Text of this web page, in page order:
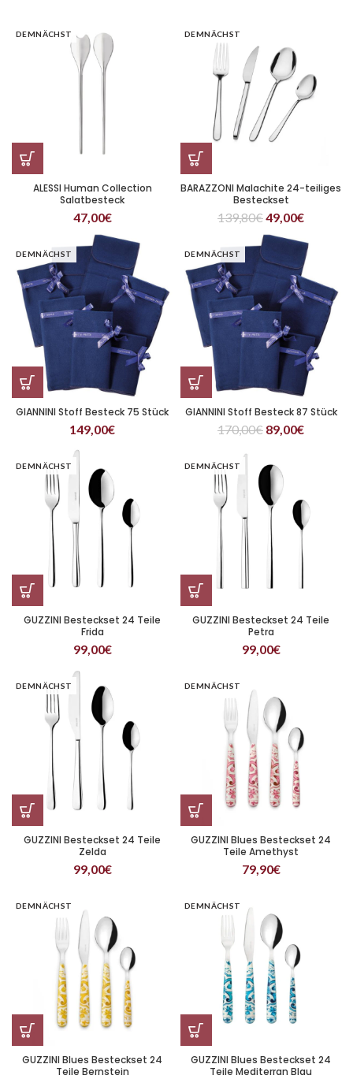
DEMNÄCHST
ALESSI Human Collection
Salatbesteck
47,00€
DEMNÄCHST
BARAZZONI Malachite 24-teiliges
Besteckset
139,80€49,00€
DEMNÄCHST
GIANNINI Stoff Besteck 75 Stück
149,00€
DEMNÄCHST
GIANNINI Stoff Besteck 87 Stück
170,00€ 89,00€
DEMNÄCHST
GUZZINI Besteckset 24 Teile
Frida
99,00€
DEMNÄCHST
GUZZINI Besteckset 24 Teile
Petra
99,00€
DEMNÄCHST
GUZZINI Besteckset 24 Teile
Zelda
99,00€
DEMNÄCHST
GUZZINI Blues Besteckset 24
Teile Amethyst
79,90€
DEMNÄCHST
GUZZINI Blues Besteckset 24
Teile Bernstein
DEMNÄCHST
GUZZINI Blues Besteckset 24
Teile Mediterran Blau